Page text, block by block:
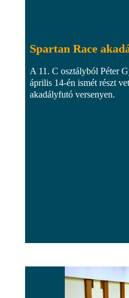
Spartan Race
A 11. C osztályból Péter
április 14-én ismét részt
akadályfutó versenyen.